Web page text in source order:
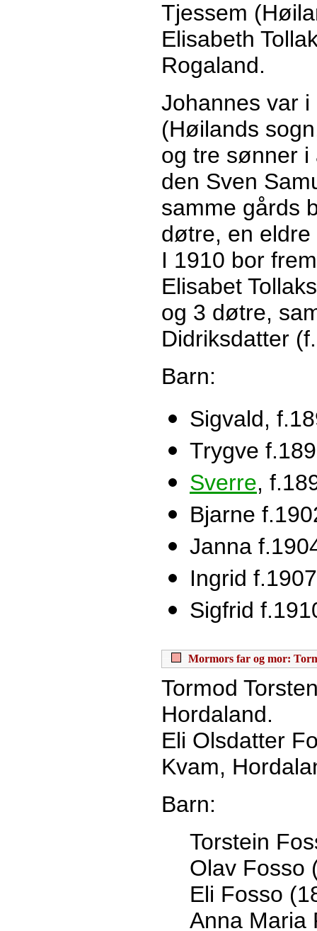
Tjessem
Elisabeth
Rogaland.
Johannes var
(Høilands
og tre sønner i
den Sven
samme gårds
døtre, en
I 1910 bor
Elisabet
og 3 døtre,
Didriksdatter
Barn:
Sigvald,
Trygve
Sverre,
Bjarne
Janna
Ingrid f.1907
Sigfrid
Mormors far og mor:
Tormod
Hordaland.
Eli Olsdatter
Kvam,
Barn:
Torstein
Olav Fosso
Eli Fosso
Anna Maria